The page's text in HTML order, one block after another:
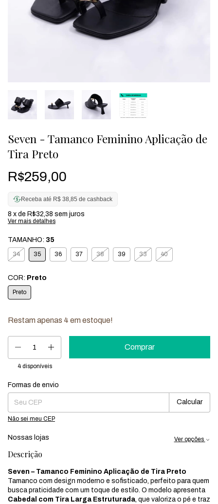
Seven - Tamanco Feminino Aplicação de
Tira Preto
R$259,00
Receba até R$ 38,85 de cashback
8 x de R$32,38 sem juros
Ver mais detalhes
TAMANHO: 35
34 35 36 37 38 39 33 40
COR: Preto
Preto
Restam apenas 4 em estoque!
4 disponíveis
Entregas para o CEP:
Formas de envio
Calcular
Não sei meu CEP
Nossas lojas Ver opções
Descrição
Seven – Tamanco Feminino Aplicação de Tira Preto
Tamanco com design moderno e sofisticado, perfeito para quem
busca praticidade com um toque de estilo. O modelo apresenta
Cabedal com Tira Larga Estruturada, que valoriza o pé e traz